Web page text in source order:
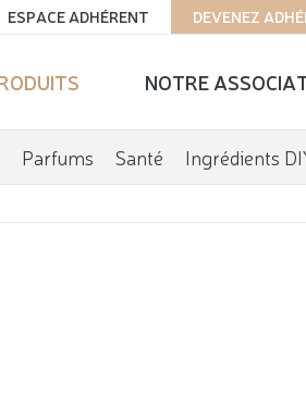
DEVENEZ
ESPACE ADHÉRENT
NOTRE
Parfums Santé Ingrédients